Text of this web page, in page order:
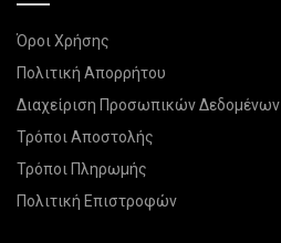
Όροι Χρήσης
Πολιτική Απορρήτου
Διαχείριση Προσωπικών Δεδομένων
Τρόποι Αποστολής
Τρόποι Πληρωμής
Πολιτική Επιστροφών